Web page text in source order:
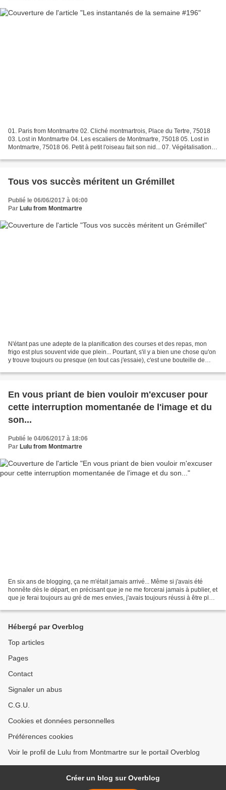
01. Paris from Montmartre 02. Cliché montmartrois, Place du Tertre, 75018
03. Lost in Montmartre 04. Les escaliers de Montmartre, 75018 05. Lost in
Montmartre, 75018 06. Petit à petit l'oiseau fait son nid... 07. Végétalisation
Tous vos succès méritent un Grémillet
Publié le 06/06/2017 à 06:00
Par Lulu from Montmartre
N'étant pas une adepte de la planification des courses et des repas, mon
frigo est plus souvent vide que plein... Pourtant, s'il y a bien une chose qu'on
y trouve toujours ou presque (en tout cas j'essaie), c'est une bouteille de
En vous priant de bien vouloir m'excuser pour
cette interruption momentanée de l'image et du
son...
Publié le 04/06/2017 à 18:06
Par Lulu from Montmartre
En six ans de blogging, ça ne m'était jamais arrivé... Même si j'avais été
honnête dès le départ, en précisant que je ne me forcerai jamais à publier, et
que je ferai toujours au gré de mes envies, j'avais toujours réussi à être plus
Hébergé par Overblog
Top articles
Pages
Contact
Signaler un abus
C.G.U.
Cookies et données personnelles
Préférences cookies
Voir le profil de Lulu from Montmartre sur le portail Overblog
Créer un blog sur Overblog